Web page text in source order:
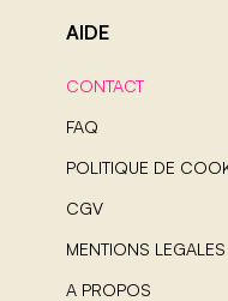
AIDE
CONTACT
FAQ
POLITIQUE DE
CGV
MENTIONS LEGALES
A PROPOS